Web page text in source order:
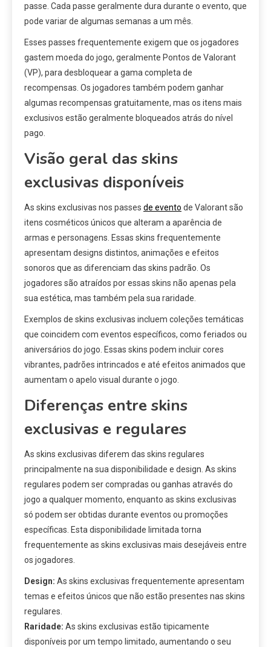
passe. Cada passe geralmente dura durante o evento, que
pode variar de algumas semanas a um mês.
Esses passes frequentemente exigem que os jogadores
gastem moeda do jogo, geralmente Pontos de Valorant
(VP), para desbloquear a gama completa de
recompensas. Os jogadores também podem ganhar
algumas recompensas gratuitamente, mas os itens mais
exclusivos estão geralmente bloqueados atrás do nível
pago.
Visão geral das skins
exclusivas disponíveis
As skins exclusivas nos passes de evento de Valorant são
itens cosméticos únicos que alteram a aparência de
armas e personagens. Essas skins frequentemente
apresentam designs distintos, animações e efeitos
sonoros que as diferenciam das skins padrão. Os
jogadores são atraídos por essas skins não apenas pela
sua estética, mas também pela sua raridade.
Exemplos de skins exclusivas incluem coleções temáticas
que coincidem com eventos específicos, como feriados ou
aniversários do jogo. Essas skins podem incluir cores
vibrantes, padrões intrincados e até efeitos animados que
aumentam o apelo visual durante o jogo.
Diferenças entre skins
exclusivas e regulares
As skins exclusivas diferem das skins regulares
principalmente na sua disponibilidade e design. As skins
regulares podem ser compradas ou ganhas através do
jogo a qualquer momento, enquanto as skins exclusivas
só podem ser obtidas durante eventos ou promoções
específicas. Esta disponibilidade limitada torna
frequentemente as skins exclusivas mais desejáveis entre
os jogadores.
Design: As skins exclusivas frequentemente apresentam
temas e efeitos únicos que não estão presentes nas skins
regulares.
Raridade: As skins exclusivas estão tipicamente
disponíveis por um tempo limitado, aumentando o seu